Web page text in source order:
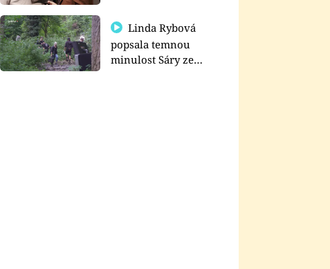
Linda Rybová
popsala temnou
minulost Sáry ze